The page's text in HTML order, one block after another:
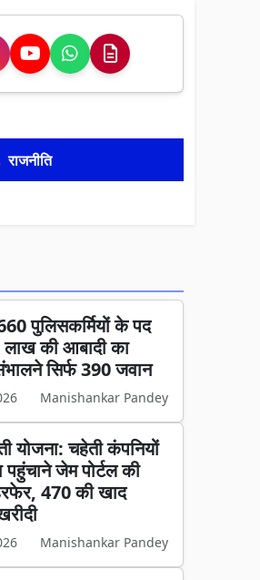
राजनीति
पुलिसकर्मियों के पद
लाख की आबादी का
सिर्फ 390 जवान
Manishankar Pandey
योजना: चहेती कंपनियों
पहुंचाने जेम पोर्टल की
470 की खाद
Manishankar Pandey